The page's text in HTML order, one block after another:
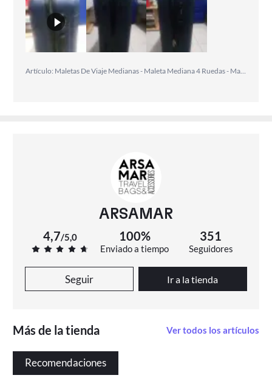
ARSAMAR
4,7/5,0 100%
Enviado a tiempo
351
Seguidores
Seguir Ir a la tienda
Más de la tienda Ver todos los artículos
Recomendaciones